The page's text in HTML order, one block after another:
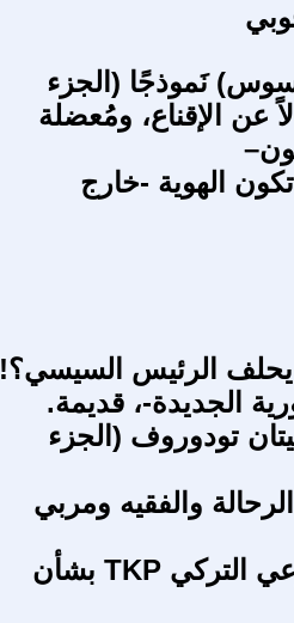
نَموذجًا (الجزء
عن الإقناع، ومُعضلة
الهوية -خارج
الرئيس السيسي؟!
الجديدة-، قديمة.
تودوروف (الجزء
والفقيه ومربي
تقييم اللجنة المركزية للحزب الشيوعي التركي TKP بشأن